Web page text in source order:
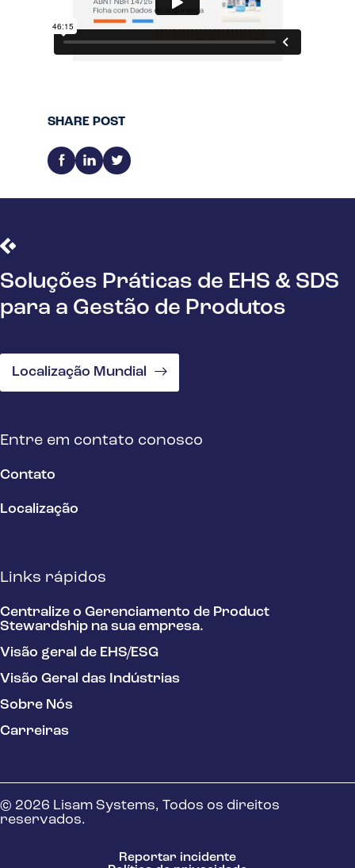
SHARE POST
Soluções Práticas de EHS & SDS
para a Gestão de Produtos
Localização Mundial
Entre em contato conosco
Contato
Localização
Links rápidos
Centralize o Gerenciamento de Product
Stewardship na sua empresa.
Visão geral de EHS/ESG
Visão Geral das Indústrias
Sobre Nós
Carreiras
© 2026 Lisam Systems, Todos os direitos
reservados.
Reportar incidente